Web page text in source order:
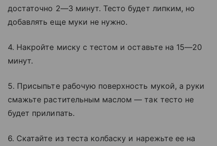
достаточно 2—3 минут. Тесто будет липким, но
добавлять еще муки не нужно.
4. Накройте миску с тестом и оставьте на 15—20
минут.
5. Присыпьте рабочую поверхность мукой, а руки
смажьте растительным маслом — так тесто не
будет прилипать.
6. Скатайте из теста колбаску и нарежьте ее на